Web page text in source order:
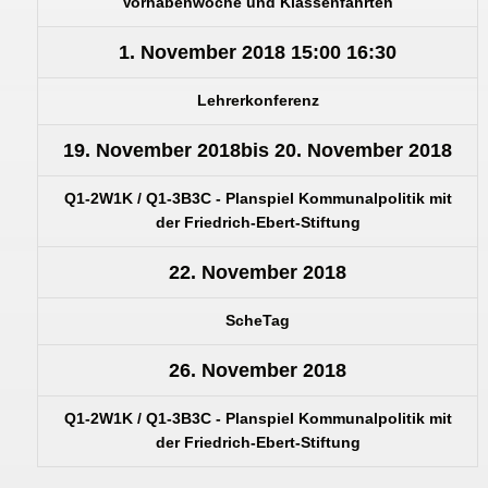
1. November 2018 15:00 16:30
Lehrerkonferenz
19. November 2018bis 20. November 2018
Q1-2W1K / Q1-3B3C - Planspiel Kommunalpolitik mit
der Friedrich-Ebert-Stiftung
22. November 2018
ScheTag
26. November 2018
Q1-2W1K / Q1-3B3C - Planspiel Kommunalpolitik mit
der Friedrich-Ebert-Stiftung